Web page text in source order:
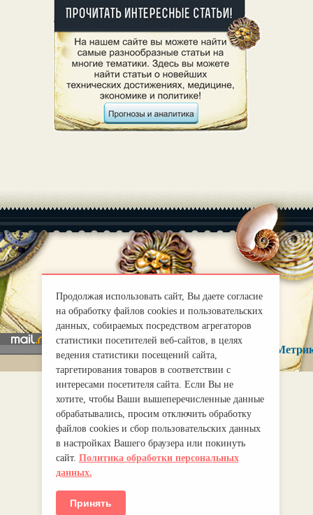
mirprognoz@mail.ru
Продолжая использовать сайт, Вы даете согласие
на обработку файлов cookies и пользовательских
данных, собираемых посредством агрегаторов
статистики посетителей веб-сайтов, в целях
ведения статистики посещений сайта,
таргетирования товаров в соответствии с
интересами посетителя сайта. Если Вы не
хотите, чтобы Ваши вышеперечисленные данные
обрабатывались, просим отключить обработку
файлов cookies и сбор пользовательских данных
в настройках Вашего браузера или покинуть
сайт. Политика обработки персональных
данных.
Принять